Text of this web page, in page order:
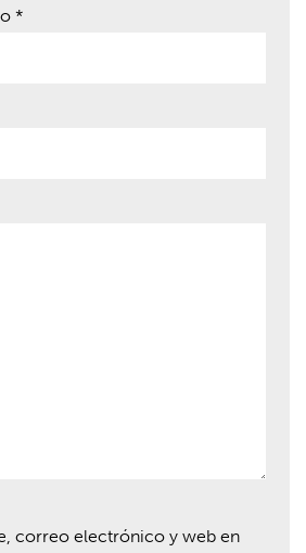
*
correo electrónico y web en